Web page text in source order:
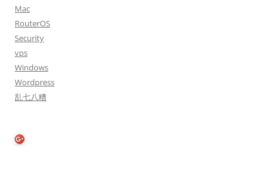
Mac
RouterOS
Security
vps
Windows
Wordpress
乱七八糟